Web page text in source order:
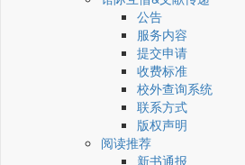
公告
服务内容
提交申请
收费标准
校外查询系统
联系方式
版权声明
阅读推荐
新书通报